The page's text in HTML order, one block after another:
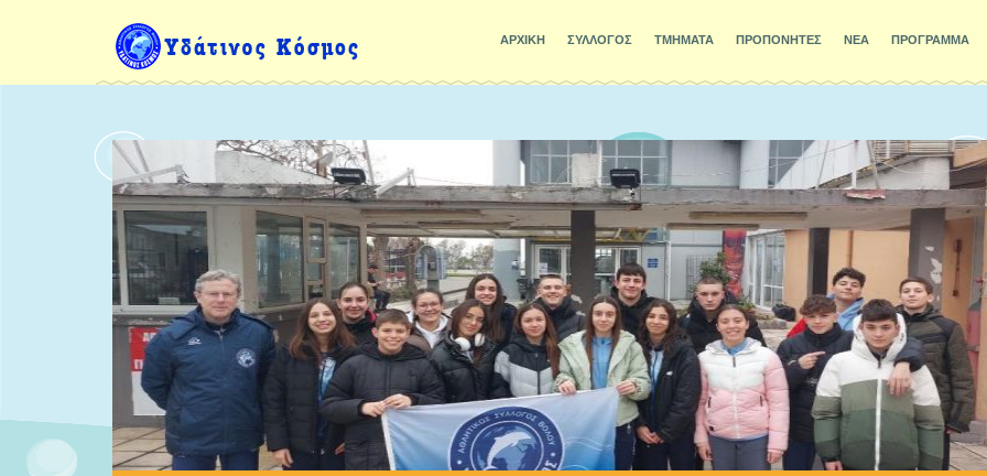
ΑΡΧΙΚΗ ΣΥΛΛΟΓΟΣ ΤΜΗΜΑΤΑ ΠΡΟΠΟΝΗΤΕΣ ΝΕΑ ΠΡΟΓΡΑΜΜΑ